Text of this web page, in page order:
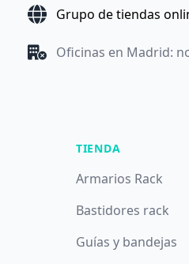
Grupo de tiendas
Oficinas en Madrid:
TIENDA
Armarios Rack
Bastidores rack
Guías y bandejas